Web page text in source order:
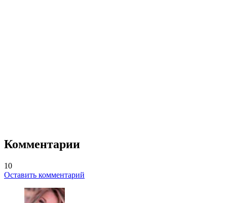
Комментарии
10
Оставить комментарий